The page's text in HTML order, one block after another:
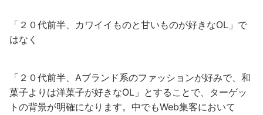
「２０代前半、カワイイものと甘いものが好きなOL」で
はなく
「２０代前半、Aブランド系のファッションが好みで、和
菓子よりは洋菓子が好きなOL」とすることで、ターゲッ
トの背景が明確になります。中でもWeb集客において